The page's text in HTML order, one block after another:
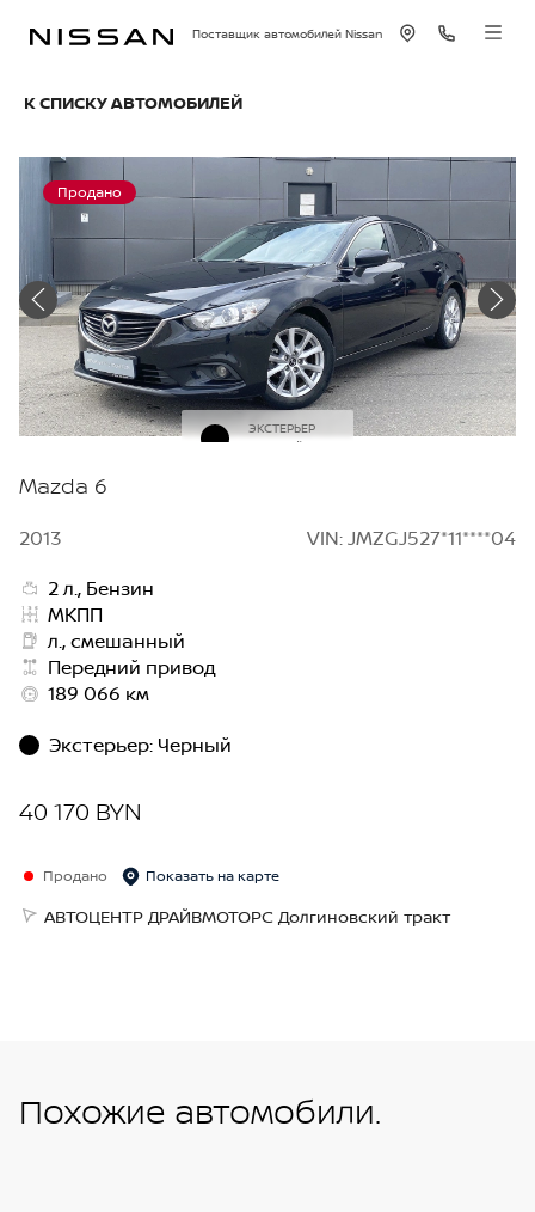
Поставщик автомобилей Nissan
К СПИСКУ АВТОМОБИЛЕЙ
Продано
ЭКСТЕРЬЕР
Черный
Mazda 6
2013
VIN: JMZGJ527*11****04
2 л., Бензин
МКПП
л., смешанный
Передний привод
189 066 км
Экстерьер: Черный
40 170 BYN
Продано Показать на карте
АВТОЦЕНТР ДРАЙВМОТОРС Долгиновский тракт
Похожие автомобили.